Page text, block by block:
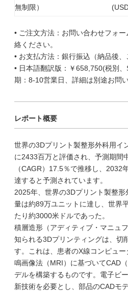
無制限）
• ご注文方法：お問い合わせフォ
絡ください。
• お支払方法：銀行振込（納品後、
• 日本語翻訳版：￥658,750(税別
期：8-10営業日、詳細は別途お問
レポート概要
世界の3Dプリント製整形外科用イ
に2433百万と評価され、予測期間
（CAGR）17.5％で推移し、2032
達すると予測されています。
2025年、世界の3Dプリント製整
量は約89万ユニットに達し、世界
たり約3000米ドルであった。
積層造形（アディティブ・マニュ
知られる3Dプリンティングは、切
す。これは、患者のX線コンピュ
鳴画像法（MRI）に基づいてCAD
デルを構築するものです。電子ビ
新技術を必要とし、部品のCADモ